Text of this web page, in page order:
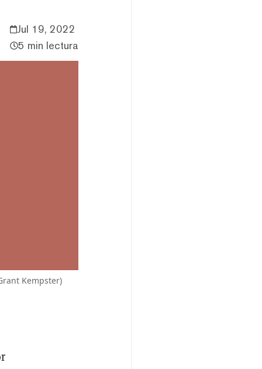
Jul 19, 2022
5 min lectura
Kempster)